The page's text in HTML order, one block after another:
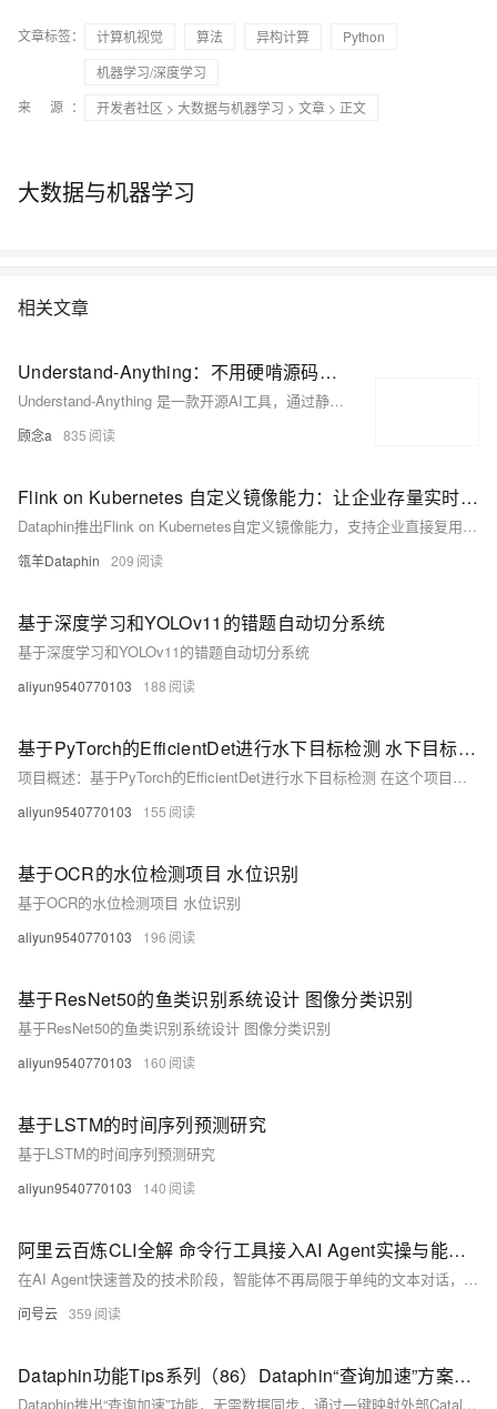
文章标签： 计算机视觉 算法 异构计算
Python
机器学习/深度学习
来 源：
开发者社区 > 大数据与机器学习 > 文章 > 正文
大数据与机器学习
相关文章
Understand-Anything：不用硬啃源码，把项目变成一张能追问的知识图谱
Understand-Anything 是一款开源AI工具，通过静态分析+多智能体理解，自动构建代码库知识图谱，帮开发者快速掌握系统架构、业务流程与模块依赖。支持中文、影响分析、新人引导等，让读代码前先有“地图”。（238字）
顾念a 835
Flink on Kubernetes 自定义镜像能力：让企业存量实时任务零成本迁移，实现统一平台管控
Dataphin推出Flink on Kubernetes自定义镜像能力，支持企业直接复用存量业务镜像与K8s配置，零代码改造、零环境风险完成实时任务迁移，实现“业务不动、管控升级”，兼顾稳定性与平台化治理。
瓴羊Dataphin 209
基于深度学习和YOLOv11的错题自动切分系统
基于深度学习和YOLOv11的错题自动切分系统
aliyun9540770103 188
基于PyTorch的EfficientDet进行水下目标检测 水下目标检测
项目概述：基于PyTorch的EfficientDet进行水下目标检测 在这个项目中，我们将通过实际比赛数据集演示如何训练最近开源的相对最先进的PyTorch版EfficientDet模型。本教程将涵盖从数据准备到模型训练、评估以及推断的全过程。值得注意的是，在本次实验中，我们没有采用任何数据增强技术或模型融合等后处理方法来提升模型精度；同样地，我们也未使用如UWGAN_UIE、水质迁移（WQT）、DG-YOLO或其他去雾算法对水下图像进行预处理。尽管这些技巧可能有助于提高识别准确率，但我们希望保持基础框架的纯粹性以专注于模型本身的性能。 1. 数据来源 我们的数据来自于科赛网举办的一次水下
aliyun9540770103 155
基于OCR的水位检测项目 水位识别
基于OCR的水位检测项目 水位识别
aliyun9540770103 196
基于ResNet50的鱼类识别系统设计 图像分类识别
基于ResNet50的鱼类识别系统设计 图像分类识别
aliyun9540770103 160
基于LSTM的时间序列预测研究
基于LSTM的时间序列预测研究
aliyun9540770103 140
阿里云百炼CLI全解 命令行工具接入AI Agent实操与能力指南
在AI Agent快速普及的技术阶段，智能体不再局限于单纯的文本对话，而是需要融合文本生成、视觉处理、音视频创作、知识库检索、联网查询等多元化能力。传统的集成方式需要开发者对接不同接口、适配各类协议，开发流程繁琐，且难以统一管理多类AI服务。阿里云百炼CLI（Bailian CLI）是专为AI Agent场景打造的命令行工具，它将百炼平台一百五十余款大模型、十余项全栈AI能力进行统一封装，以轻量化命令行的形式对外提供调用入口。
问号云 359
Dataphin功能Tips系列（86）Dataphin“查询加速”方案：提升大表分析性能，节省存储保障数据一致性
Dataphin推出“查询加速”功能，无需数据同步，通过一键映射外部Catalog，实现对MaxCompute/Hadoop大表的透明加速。利用StarRocks等引擎秒级响应即席查询，保障权限统一与数据安全，降低存储成本与运维压力。